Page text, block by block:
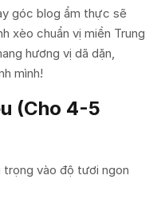
góc blog ẩm thực sẽ
xèo chuẩn vị miền Trung
hương vị dã dặn,
mình!
(Cho 4-5
trọng vào độ tươi ngon